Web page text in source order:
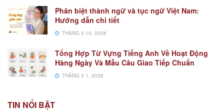
Phân biệt thành ngữ và tục ngữ Việt Nam:
Hướng dẫn chi tiết
THÁNG 3 15, 2026
Tổng Hợp Từ Vựng Tiếng Anh Về Hoạt Động
Hàng Ngày Và Mẫu Câu Giao Tiếp Chuẩn
THÁNG 3 1, 2026
TIN NỔI BẬT